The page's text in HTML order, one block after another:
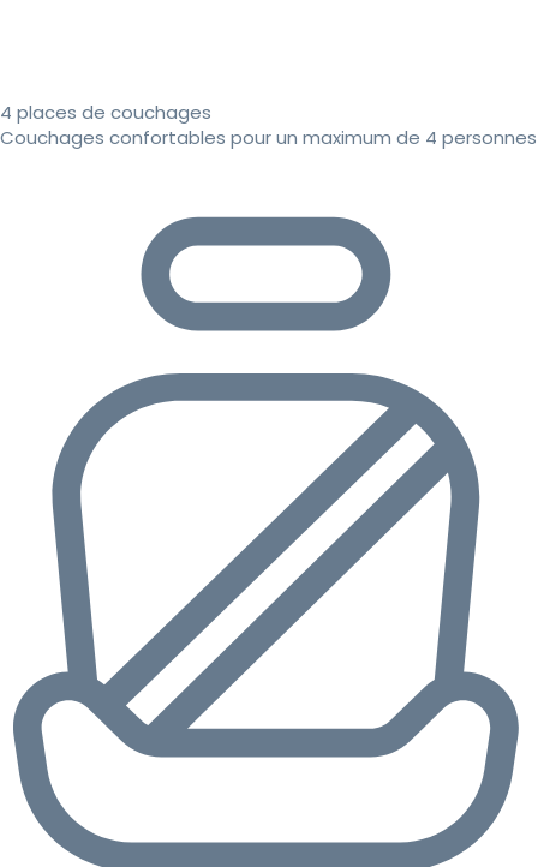
4 places de couchages
Couchages confortables pour un maximum de 4 personnes